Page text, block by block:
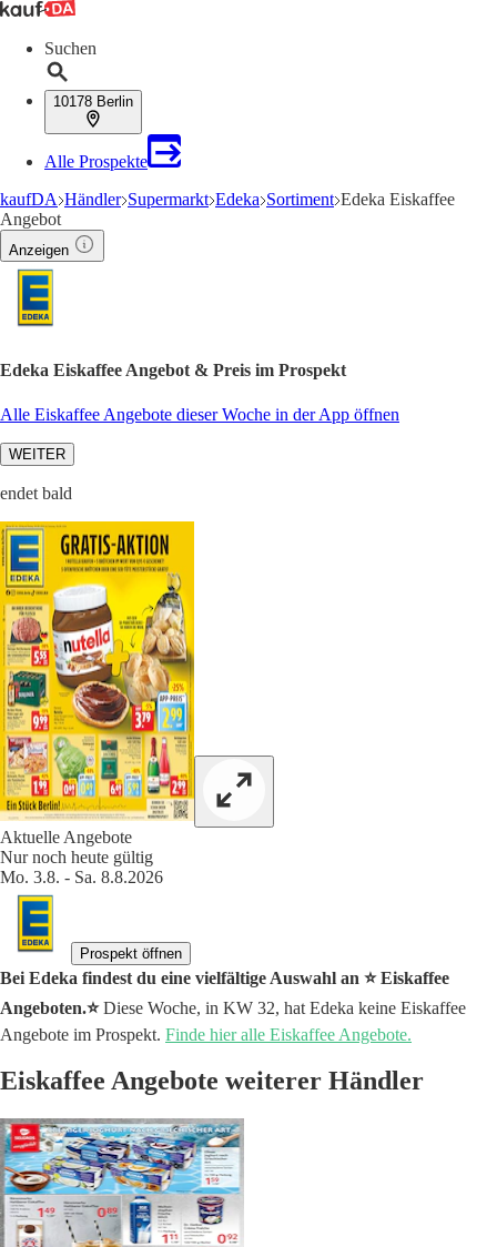
Suchen
10178 Berlin
Alle Prospekte
kaufDA Händler Supermarkt Edeka Sortiment Edeka Eiskaffee
Angebot
Anzeigen
Edeka Eiskaffee Angebot & Preis im Prospekt
Alle Eiskaffee Angebote dieser Woche in der App öffnen
WEITER
endet bald
Aktuelle Angebote
Nur noch heute gültig
Mo. 3.8. - Sa. 8.8.2026
Prospekt öffnen
Bei Edeka findest du eine vielfältige Auswahl an ⭐️ Eiskaffee
Angeboten.⭐️Diese Woche, in KW 32, hat Edeka keine Eiskaffee
Angebote im Prospekt. Finde hier alle Eiskaffee Angebote.
Eiskaffee Angebote weiterer Händler